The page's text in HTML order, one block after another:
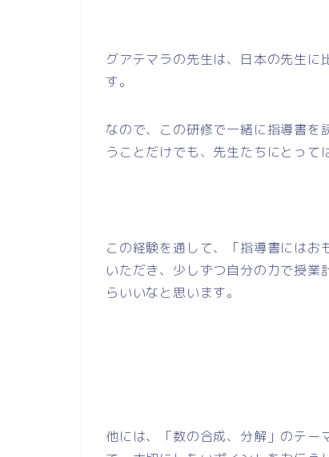
グアテマラの先生は、日本の先生に
す。
なので、この研修で一緒に指導書を
うことだけでも、先生たちにとって
この経験を通して、「指導書には
いただき、少しずつ自分の力で授業
らいいなと思います。
他には、「数の合成、分解」のテー